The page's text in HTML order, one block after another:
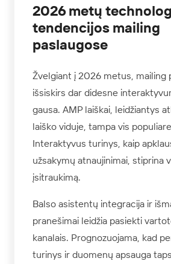
2026 metų
tendencijos mailing
paslaugose
Žvelgiant į 2026 metus, mailing
išsiskirs dar didesne
gausa. AMP laiškai, leidžiantys
laiško viduje, tampa vis
Interaktyvus turinys, kaip
užsakymų atnaujinimai, stiprina
įsitraukimą.
Balso asistentų integracija ir
pranešimai leidžia pasiekti
kanalais. Prognozuojama, kad
turinys ir duomenų apsauga